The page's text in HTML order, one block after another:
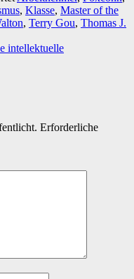
, Klasse, Master of the
, Terry Gou, Thomas J.
intellektuelle
Erforderliche